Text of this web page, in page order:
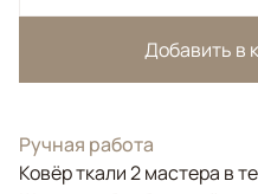
Добавить в
Ручная работа
Ковёр ткали 2 мастера в